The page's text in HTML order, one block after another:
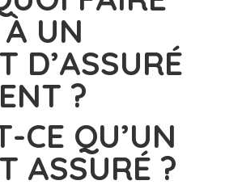
UN
D’ASSURÉ
?
CE QU’UN
ASSURÉ ?